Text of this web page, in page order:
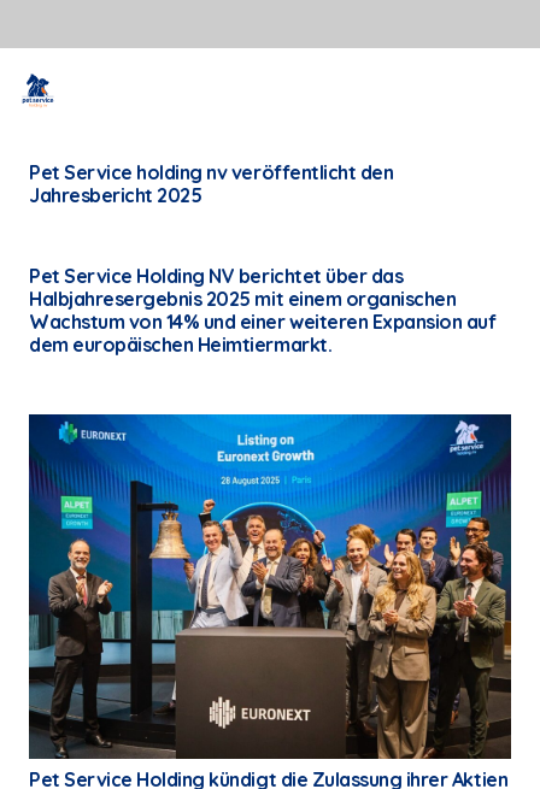
Pet Service holding nv veröffentlicht den
Jahresbericht 2025
Pet Service Holding NV berichtet über das
Halbjahresergebnis 2025 mit einem organischen
Wachstum von 14% und einer weiteren Expansion auf
dem europäischen Heimtiermarkt.
Pet Service Holding kündigt die Zulassung ihrer Aktien